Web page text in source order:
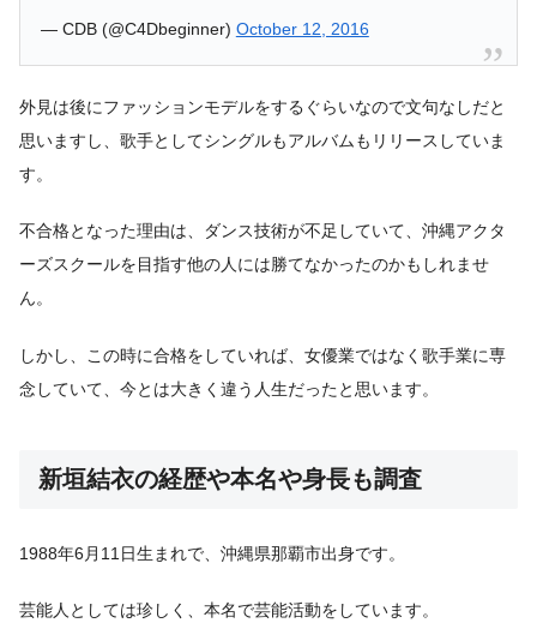
— CDB (@C4Dbeginner) October 12, 2016
外見は後にファッションモデルをするぐらいなので文句なしだと
思いますし、歌手としてシングルもアルバムもリリースしていま
す。
不合格となった理由は、ダンス技術が不足していて、沖縄アクタ
ーズスクールを目指す他の人には勝てなかったのかもしれませ
ん。
しかし、この時に合格をしていれば、女優業ではなく歌手業に専
念していて、今とは大きく違う人生だったと思います。
新垣結衣の経歴や本名や身長も調査
1988年6月11日生まれで、沖縄県那覇市出身です。
芸能人としては珍しく、本名で芸能活動をしています。